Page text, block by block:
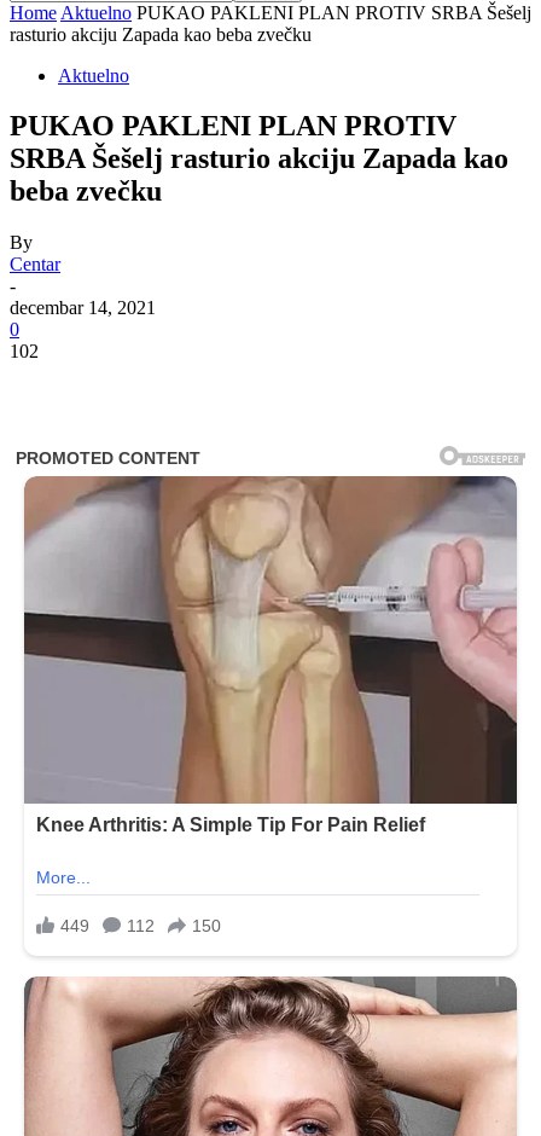
Home Aktuelno PUKAO PAKLENI PLAN PROTIV SRBA Šešelj
rasturio akciju Zapada kao beba zvečku
Aktuelno
PUKAO PAKLENI PLAN PROTIV
SRBA Šešelj rasturio akciju Zapada kao
beba zvečku
By
Centar
-
decembar 14, 2021
0
102